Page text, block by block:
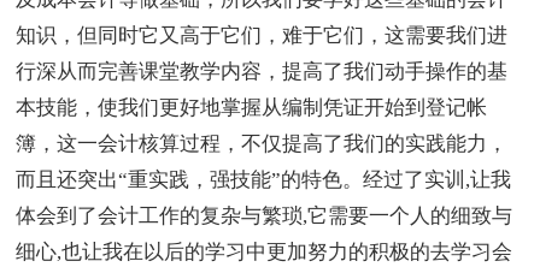
知识，但同时它又高于它们，难于它们，这需要我们进
行深从而完善课堂教学内容，提高了我们动手操作的基
本技能，使我们更好地掌握从编制凭证开始到登记帐
簿，这一会计核算过程，不仅提高了我们的实践能力，
而且还突出“重实践，强技能”的特色。经过了实训,让我
体会到了会计工作的复杂与繁琐,它需要一个人的细致与
细心,也让我在以后的学习中更加努力的积极的去学习会